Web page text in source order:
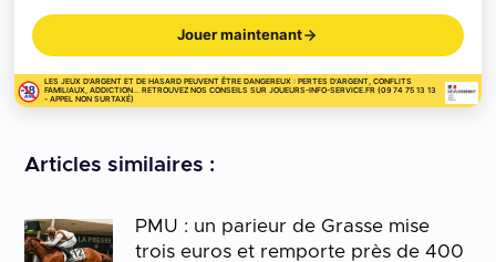
Jouer maintenant
LES JEUX D'ARGENT ET DE HASARD PEUVENT ÊTRE DANGEREUX : PERTES D'ARGENT, CONFLITS
FAMILIAUX, ADDICTION... RETROUVEZ NOS CONSEILS SUR JOUEURS-INFO-SERVICE.FR (09 74 75 13 13
- APPEL NON SURTAXÉ)
Articles similaires :
PMU : un parieur de Grasse mise
trois euros et remporte près de 400